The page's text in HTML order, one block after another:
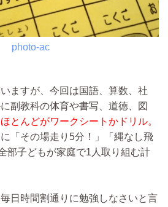
photo-ac
ますが、今回は国語、算数、社
副教科の体育や書写、道徳、図
ほとんどがワークシートかドリル。
「その場走り5分！」「縄なし飛
部子どもが家庭で1人取り組む計
日時間割通りに勉強しなさいと言